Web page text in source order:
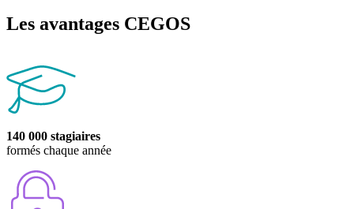
Les avantages CEGOS
140 000 stagiaires
formés chaque année